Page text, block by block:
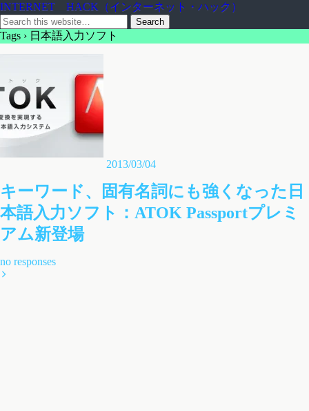
INTERNET HACK（インターネット・ハック）
Tags › 日本語入力ソフト
2013/03/04
キーワード、固有名詞にも強くなった日
本語入力ソフト：ATOK Passportプレミ
アム新登場
no responses